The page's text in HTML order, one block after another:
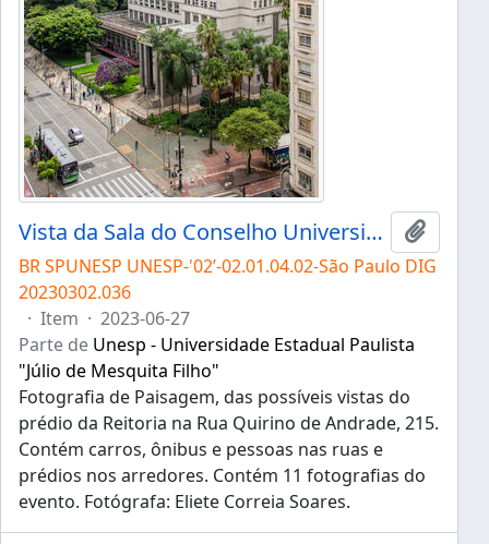
Vista da Sala do Conselho Universitário
BR SPUNESP UNESP-'02’-02.01.04.02-São Paulo DIG
20230302.036
· Item · 2023-06-27
Parte de Unesp - Universidade Estadual Paulista
"Júlio de Mesquita Filho"
Fotografia de Paisagem, das possíveis vistas do
prédio da Reitoria na Rua Quirino de Andrade, 215.
Contém carros, ônibus e pessoas nas ruas e
prédios nos arredores. Contém 11 fotografias do
evento. Fotógrafa: Eliete Correia Soares.